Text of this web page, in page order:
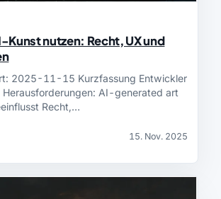
Kunst nutzen: Recht, UX und
2025-11-15 Kurzfassung Entwickler
Herausforderungen: AI-generated art
Recht,…
15. Nov. 2025